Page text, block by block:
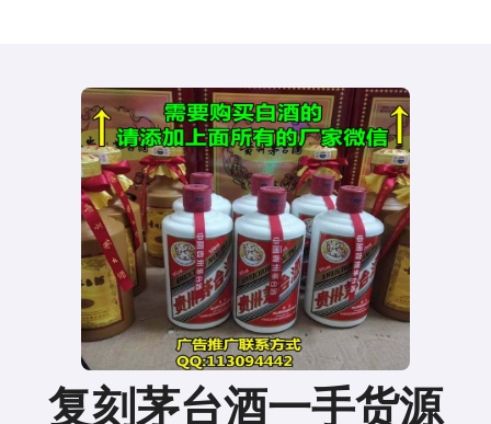
复刻茅台酒一手货源